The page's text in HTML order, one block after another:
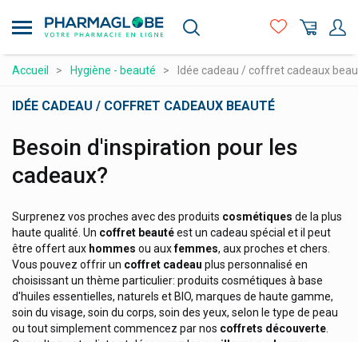
au
principal
Compléments alimentaires
Hygiène - beauté
Matériel médical et premiers soins
Médicaments et santé
Minceur et Sport
Naturopathie
Orthopédie et contention
Prix attractifs
Produits vétérinaires
Accueil Hygiène - beauté Idée cadeau / coffret cadeaux
IDÉE CADEAU / COFFRET CADEAUX BEAUTÉ
Besoin d'inspiration pour les
cadeaux?
Surprenez vos proches avec des produits cosmétiques de la plus
haute qualité. Un coffret beautéest un cadeau spécial et il peut
être offert aux hommes ou auxfemmes, aux proches et chers.
Vous pouvez offrir un coffret cadeau plus personnalisé en
choisissant un thème particulier: produits cosmétiques à base
d'huiles essentielles, naturels et BIO, marques de haute gamme,
soin du visage, soin du corps, soin des yeux, selon le type de peau
ou tout simplement commencez par nos coffrets découverte.